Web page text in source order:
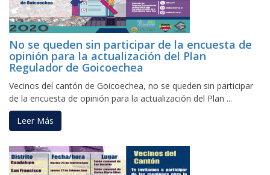
No se queden sin participar de la encuesta de
opinión para la actualización del Plan
Regulador de Goicoechea
Vecinos del cantón de Goicoechea, no se queden sin participar
de la encuesta de opinión para la actualización del Plan ...
Leer Más